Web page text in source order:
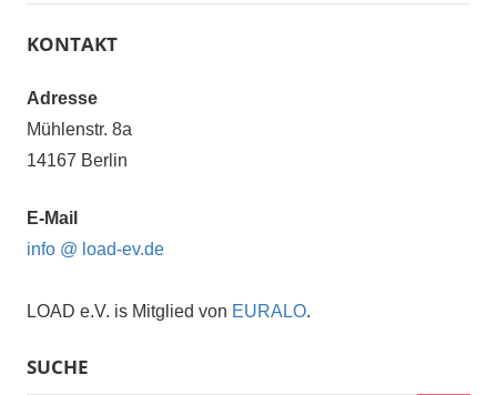
KONTAKT
Adresse
Mühlenstr. 8a
14167 Berlin
E-Mail
info @ load-ev.de
LOAD e.V. is Mitglied von EURALO.
SUCHE